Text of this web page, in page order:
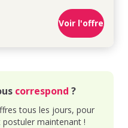
Voir l'offre
correspond ?
tous les jours, pour
maintenant !